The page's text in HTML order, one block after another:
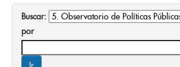
Buscar:
por